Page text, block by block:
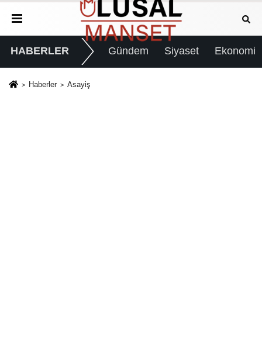
HABERLER Gündem Siyaset Ekonomi
Haberler Asayiş